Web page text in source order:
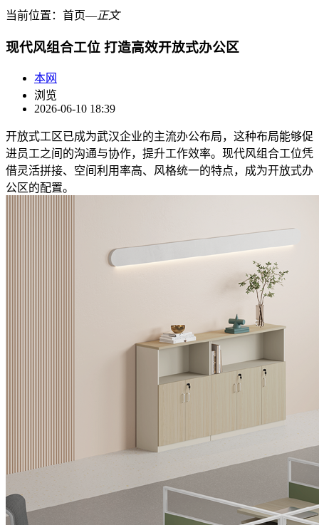
当前位置： 首页―正文
现代风组合工位 打造高效开放式办公区
本网
浏览
2026-06-10 18:39
开放式工区已成为武汉企业的主流办公布局，这种布局能够促
进员工之间的沟通与协作，提升工作效率。现代风组合工位凭
借灵活拼接、空间利用率高、风格统一的特点，成为开放式办
公区的配置。